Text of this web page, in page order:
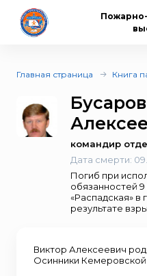
Главная страница Книга
командир
Дата смерти:
Погиб при
обязанностей 9
«Распадская»
результате
Виктор Алексеевич
Осинники Кемеровской